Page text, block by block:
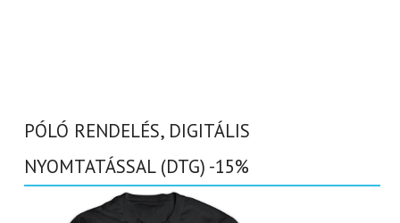
PÓLÓ RENDELÉS, DIGITÁLIS
NYOMTATÁSSAL (DTG) -15%